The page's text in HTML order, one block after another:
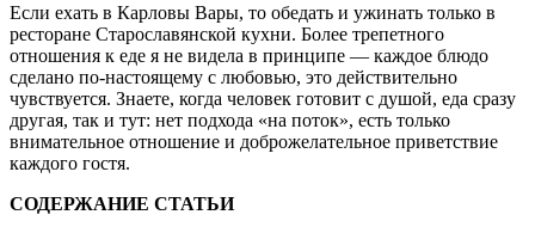
Если ехать в Карловы Вары, то обедать и ужинать только в
ресторане Старославянской кухни. Более трепетного
отношения к еде я не видела в принципе — каждое блюдо
сделано по-настоящему с любовью, это действительно
чувствуется. Знаете, когда человек готовит с душой, еда сразу
другая, так и тут: нет подхода «на поток», есть только
внимательное отношение и доброжелательное приветствие
каждого гостя.
СОДЕРЖАНИЕ СТАТЬИ